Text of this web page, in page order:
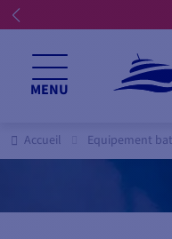
MENU
Accueil Equipement